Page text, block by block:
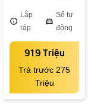
info
Lắp
ráp
directions_car
Số tự
động
919 Triệu
Trả trước 275
Triệu